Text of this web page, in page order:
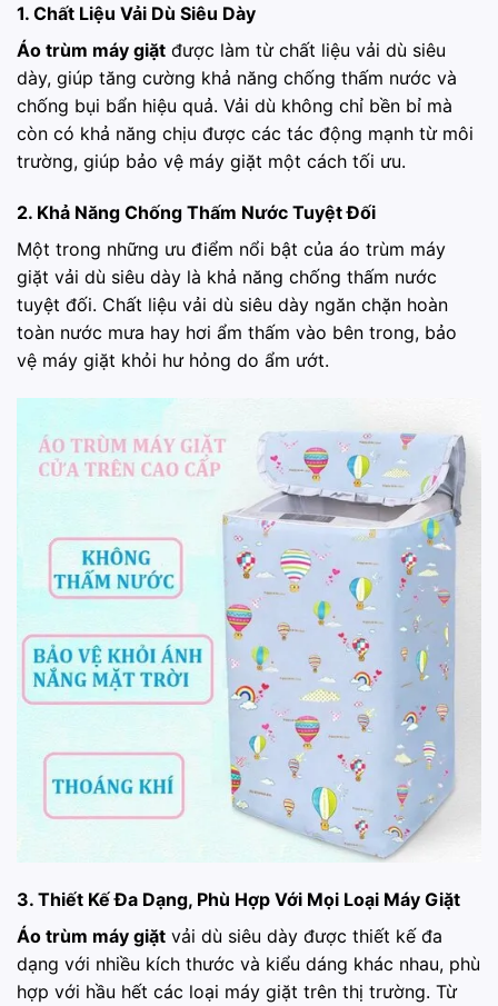
1. Chất Liệu Vải Dù Siêu Dày
Áo trùm máy giặt được làm từ chất liệu vải dù siêu
dày, giúp tăng cường khả năng chống thấm nước và
chống bụi bẩn hiệu quả. Vải dù không chỉ bền bỉ mà
còn có khả năng chịu được các tác động mạnh từ môi
trường, giúp bảo vệ máy giặt một cách tối ưu.
2. Khả Năng Chống Thấm Nước Tuyệt Đối
Một trong những ưu điểm nổi bật của áo trùm máy
giặt vải dù siêu dày là khả năng chống thấm nước
tuyệt đối. Chất liệu vải dù siêu dày ngăn chặn hoàn
toàn nước mưa hay hơi ẩm thấm vào bên trong, bảo
vệ máy giặt khỏi hư hỏng do ẩm ướt.
3. Thiết Kế Đa Dạng, Phù Hợp Với Mọi Loại Máy Giặt
Áo trùm máy giặt vải dù siêu dày được thiết kế đa
dạng với nhiều kích thước và kiểu dáng khác nhau, phù
hợp với hầu hết các loại máy giặt trên thị trường. Từ